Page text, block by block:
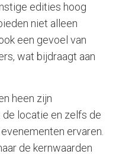
edities hoog
niet alleen
een gevoel van
wat bijdraagt aan
heen zijn
de locatie en zelfs de
ervaren.
de kernwaarden